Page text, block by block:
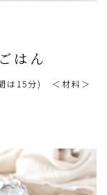
はん
は15分) ＜材料＞